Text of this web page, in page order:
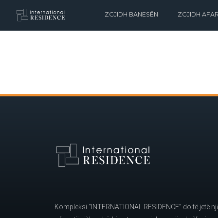
ZGJIDH BANESËN ZGJIDH
Kompleksi “INTERNATIONAL RESIDENCE” do të jetë